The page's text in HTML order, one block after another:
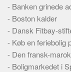
Tekstannoncer
Bannere
Hjælp
- Banken grinede
- Boston kalder
- Dansk Fitbay-
- Køb en feriebolig
- Den fransk-
- Boligmarkedet i